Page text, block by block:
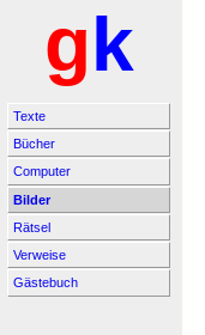
gk
Texte
Bücher
Computer
Bilder
Rätsel
Verweise
Gästebuch